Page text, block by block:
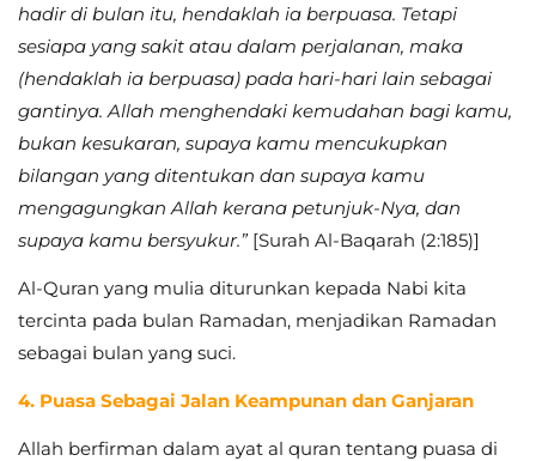
hadir di bulan itu, hendaklah ia berpuasa. Tetapi
sesiapa yang sakit atau dalam perjalanan, maka
(hendaklah ia berpuasa) pada hari-hari lain sebagai
gantinya. Allah menghendaki kemudahan bagi kamu,
bukan kesukaran, supaya kamu mencukupkan
bilangan yang ditentukan dan supaya kamu
mengagungkan Allah kerana petunjuk-Nya, dan
supaya kamu bersyukur.”[Surah Al-Baqarah (2:185)]
Al-Quran yang mulia diturunkan kepada Nabi kita
tercinta pada bulan Ramadan, menjadikan Ramadan
sebagai bulan yang suci.
4. Puasa Sebagai Jalan Keampunan dan Ganjaran
Allah berfirman dalam ayat al quran tentang puasa di